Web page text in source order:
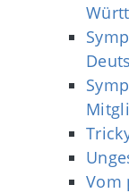
Vom